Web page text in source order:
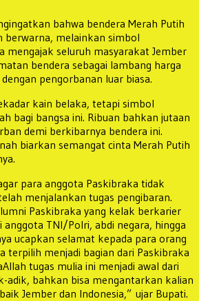
bahwa bendera Merah Putih
berwarna, melainkan simbol
mengajak seluruh masyarakat Jember
bendera sebagai lambang harga
pengorbanan luar biasa.
kain belaka, tetapi simbol
bagi bangsa ini. Ribuan bahkan jutaan
demi berkibarnya bendera ini.
biarkan semangat cinta Merah Putih
para anggota Paskibraka tidak
menjalankan tugas pengibaran.
Paskibraka yang kelak berkarier
anggota TNI/Polri, abdi negara, hingga
ucapkan selamat kepada para orang
terpilih menjadi bagian dari Paskibraka
tugas mulia ini menjadi awal dari
adik, bahkan bisa mengantarkan kalian
Jember dan Indonesia,” ujar Bupati.